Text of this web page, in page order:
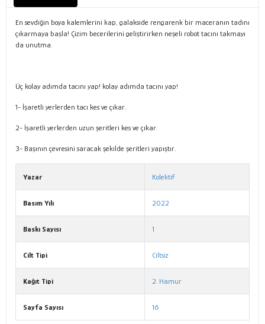
En sevdiğin boya kalemlerini kap, galakside rengarenk bir maceranın tadını
çıkarmaya başla! Çizim becerilerini geliştirirken neşeli robot tacını takmayı
da unutma.
Üç kolay adımda tacını yap! kolay adımda tacını yap!
1- İşaretli yerlerden tacı kes ve çıkar.
2- İşaretli yerlerden uzun şeritleri kes ve çıkar.
3- Başının çevresini saracak şekilde şeritleri yapıştır.
Yazar Kolektif
Basım Yılı 2022
Baskı Sayısı 1
Cilt Tipi Ciltsiz
Kağıt Tipi 2. Hamur
Sayfa Sayısı 16